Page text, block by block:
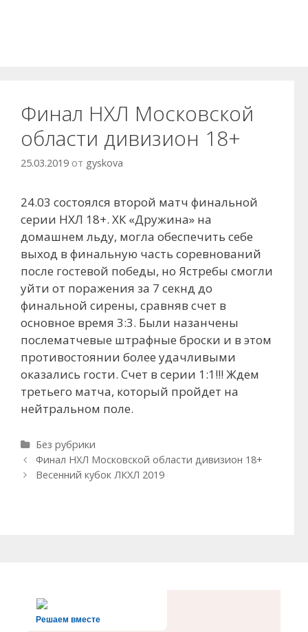
Финал НХЛ Московской
области дивизион 18+
25.03.2019 от gyskova
24.03 состоялся второй матч финальной
серии НХЛ 18+. ХК «Дружина» на
домашнем льду, могла обеспечить себе
выход в финальную часть соревнований
после гостевой победы, но Ястребы смогли
уйти от поражения за 7 секнд до
финальной сирены, сравняв счет в
основное время 3:3. Были назанчены
послематчевые штрафные броски и в этом
противостоянии более удачливыми
оказались гости. Счет в серии 1:1!!! Ждем
третьего матча, который пройдет на
нейтральном поле.
Рубрики
Без рубрики
Навигация
записи
Финал НХЛ Московской области дивизион 18+
Весенний кубок ЛКХЛ 2019
Решаем вместе